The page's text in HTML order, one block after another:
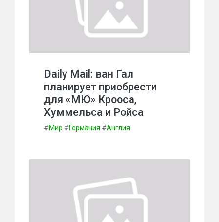
Daily Mail: ван Гал
планирует приобрести
для «МЮ» Крооса,
Хуммельса и Ройса
#Мир #Германия #Англия